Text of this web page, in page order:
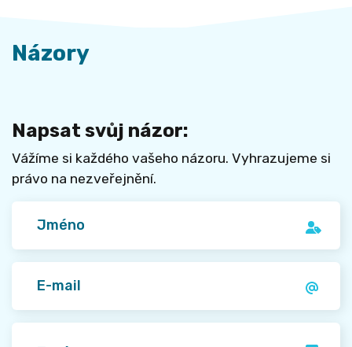
Názory
Napsat svůj názor:
Vážíme si každého vašeho názoru. Vyhrazujeme si
právo na nezveřejnění.